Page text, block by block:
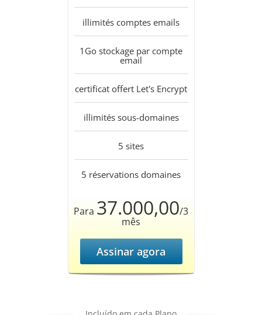
illimités comptes emails
1Go stockage par compte
email
certificat offert Let's Encrypt
illimitéssous-domaines
5 sites
5 réservations domaines
Para 37.000,00/3
mês
Assinar agora